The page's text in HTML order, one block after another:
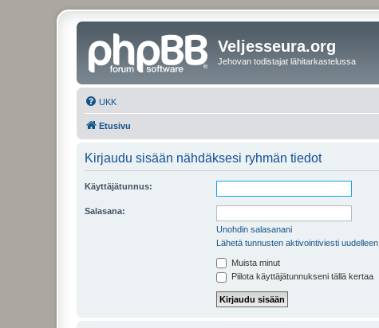
Veljesseura.org
Jehovan todistajat lähitarkastelussa
UKK
Etusivu
Kirjaudu sisään nähdäksesi ryhmän tiedot
Käyttäjätunnus:
Salasana:
Unohdin salasanani
Lähetä tunnusten aktivointiviesti uudelleen
Muista minut
Piilota käyttäjätunnukseni tällä kertaa